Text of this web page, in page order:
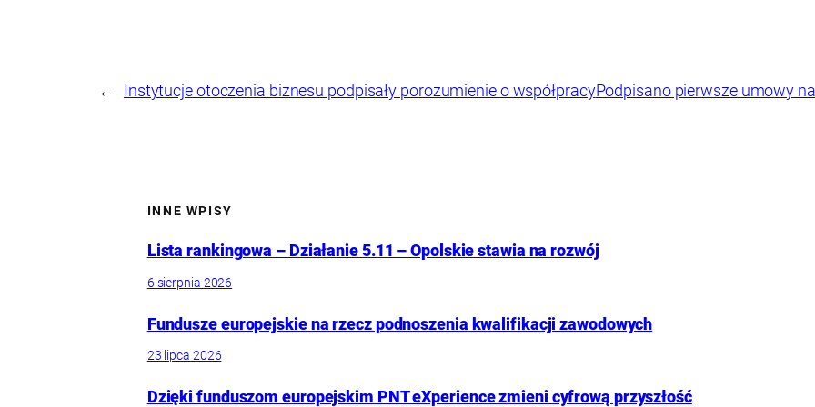
← Instytucje otoczenia biznesu podpisały porozumienie o współpracyPodpisano pierwsze umowy
INNE WPISY
Lista rankingowa – Działanie 5.11 – Opolskie stawia na rozwój
6 sierpnia 2026
Fundusze europejskie na rzecz podnoszenia kwalifikacji zawodowych
23 lipca 2026
Dzięki funduszom europejskim PNT eXperience zmieni cyfrową przyszłość